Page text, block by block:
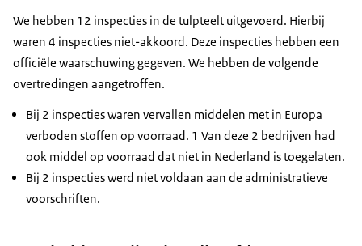
We hebben 12 inspecties in de tulpteelt uitgevoerd. Hierbij
waren 4 inspecties niet-akkoord. Deze inspecties hebben een
officiële waarschuwing gegeven. We hebben de volgende
overtredingen aangetroffen.
Bij 2 inspecties waren vervallen middelen met in Europa
verboden stoffen op voorraad. 1 Van deze 2 bedrijven had
ook middel op voorraad dat niet in Nederland is toegelaten.
Bij 2 inspecties werd niet voldaan aan de administratieve
voorschriften.